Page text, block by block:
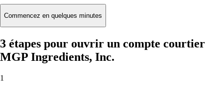
Commencez en quelques minutes
3 étapes pour ouvrir un compte courtier
MGP Ingredients, Inc.
1